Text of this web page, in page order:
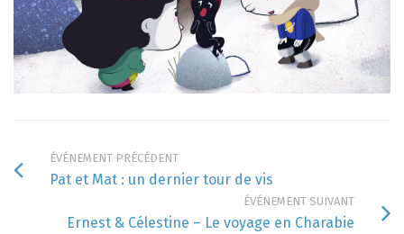
ÉVÉNEMENT PRÉCÉDENT
Pat et Mat : un dernier tour de vis
ÉVÉNEMENT SUIVANT
Ernest & Célestine – Le voyage en Charabie